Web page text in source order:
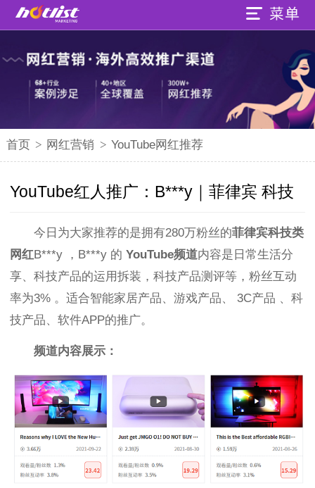
首页 > 网红营销 > YouTube网红推荐
YouTube红人推广：B***y｜菲律宾 科技
今日为大家推荐的是拥有280万粉丝的菲律宾科技类
网红B***y ，B***y 的 YouTube频道内容是日常生活分
享、科技产品的运用拆装，科技产品测评等，粉丝互动
率为3% 。 适合智能家居产品、游戏产品、 3C产品 、科
技产品、软件APP的推广。
频道内容展示：